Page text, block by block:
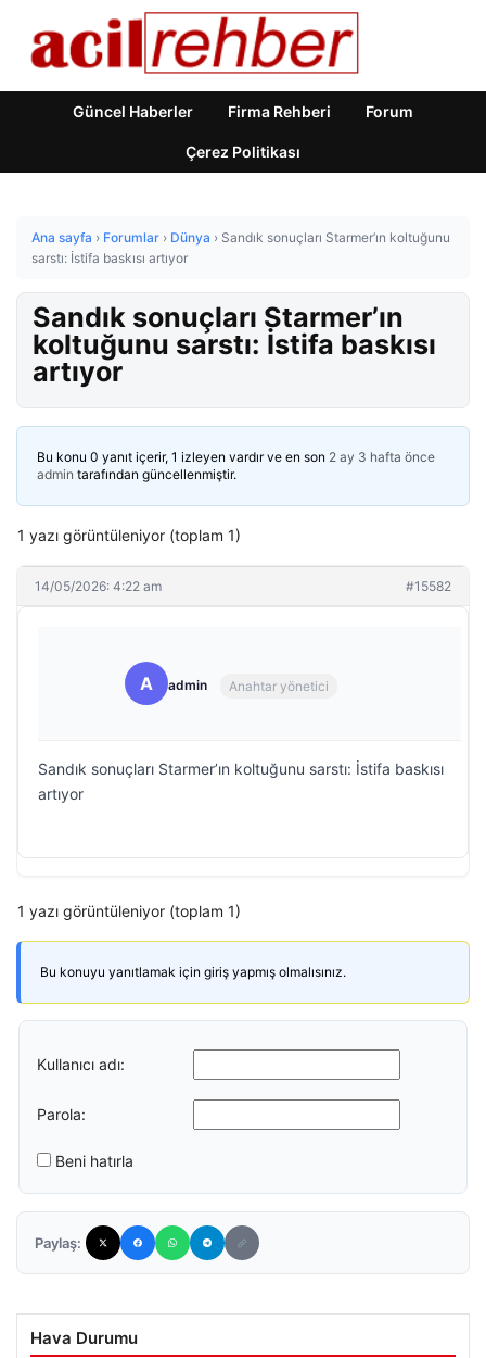
Güncel Haberler Firma Rehberi Forum
Çerez Politikası
Ana sayfa › Forumlar › Dünya › Sandık sonuçları Starmer’ın koltuğunu
sarstı: İstifa baskısı artıyor
Sandık sonuçları Starmer’ın
koltuğunu sarstı: İstifa baskısı
artıyor
Bu konu 0 yanıt içerir, 1 izleyen vardır ve en son 2 ay 3 hafta önce
admin tarafından güncellenmiştir.
1 yazı görüntüleniyor (toplam 1)
14/05/2026: 4:22 am #15582
A admin Anahtar yönetici
Sandık sonuçları Starmer’ın koltuğunu sarstı: İstifa baskısı
artıyor
1 yazı görüntüleniyor (toplam 1)
Bu konuyu yanıtlamak için giriş yapmış olmalısınız.
Kullanıcı adı:
Parola:
Beni hatırla
Paylaş:
Hava Durumu